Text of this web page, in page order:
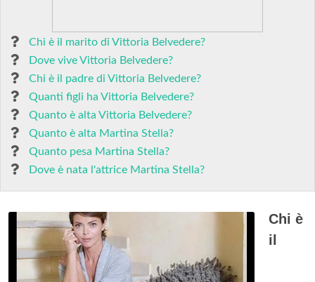
Chi è il marito di Vittoria Belvedere?
Dove vive Vittoria Belvedere?
Chi è il padre di Vittoria Belvedere?
Quanti figli ha Vittoria Belvedere?
Quanto è alta Vittoria Belvedere?
Quanto è alta Martina Stella?
Quanto pesa Martina Stella?
Dove è nata l'attrice Martina Stella?
Chi è
il